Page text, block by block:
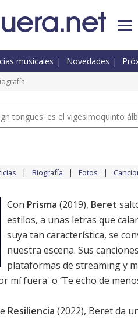
musicales Novedades
tongues' es el vigesimoquinto
Biografía Fotos
Con Prisma (2019), Beret
estilos, a unas letras que
suya tan característica, se
nuestra escena. Sus
plataformas de streaming y
mí fuera' o ‘Te echo de
Resiliencia (2022), Beret da